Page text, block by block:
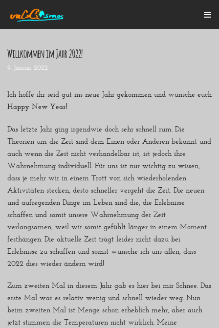
Zum
Inhalt
Startseite
Blogroll
Über mich
Kontakt
Willkommen im Jahr 2022!
9. Januar 2022
Ich hoffe ihr seid gut ins neue Jahr gekommen und wünsche euch
Happy New Year!
Das letzte Jahr ging irgendwie doch sehr schnell rum. Die
Theorien um die Zeit sind dem Einen oder Anderen bekannt und
auch wenn die Zeit nicht verhandelbar ist, ist jedoch ihre
Wahrnehmung individuell. Für uns ist nur wichtig zu wissen,
dass je mehr wir in einem Trott von sich wiederholenden
Aktivitäten stecken, desto schneller vergeht die Zeit. Die neuen
und aufregenden Dinge im Leben sind die, die Erlebnisse
schaffen und somit unsere Wahrnehmung der Zeit
verlangsamen, weil wir somit gefühlt länger in einem Moment
festhängen. Die aktuelle Zeit trägt leider nicht dazu bei
Erlebnisse zu schaffen und somit wünsche ich uns allen, dass
2022 dies wieder ändern wird!
Zum zweiten Mal in diesem Jahr gab es hier bei mir Schnee. Das
erste Mal war es relativ wenig und schnell wieder weg. Nun
beim zweiten Mal ist Menge schon erheblich mehr, aber auch
jetzt stimmen die Temperaturen nicht wirklich. Meine